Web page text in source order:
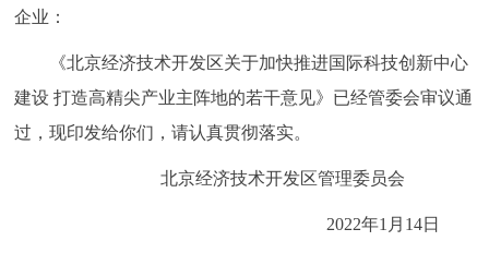
政民互动
12345网上接诉即办 我要咨询 我要建议
企业：
《北京经济技术开发区关于加快推进国际科技创新中心
建设 打造高精尖产业主阵地的若干意见》已经管委会审议通
过，现印发给你们，请认真贯彻落实。
北京经济技术开发区管理委员会
2022年1月14日